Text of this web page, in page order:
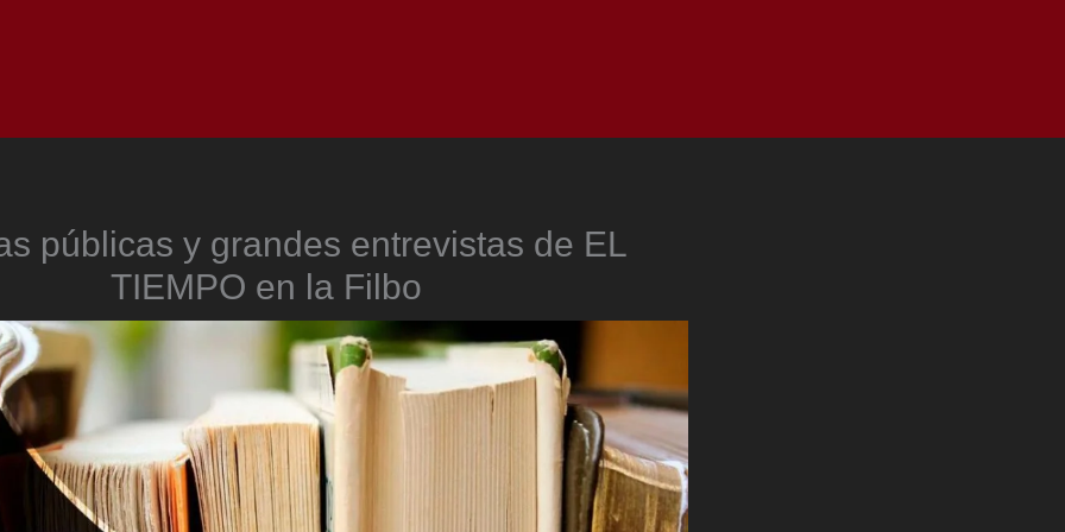
públicas y grandes entrevistas de EL
TIEMPO en la Filbo